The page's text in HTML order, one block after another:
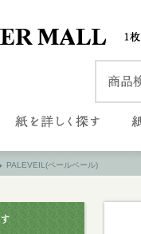
PALEVEIL(ペールベール)